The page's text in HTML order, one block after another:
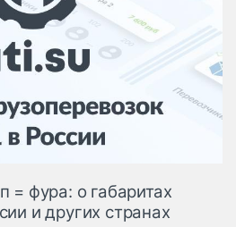
грузы
и
грузы
и
и ВЭД
= фура: о габаритах
и других странах